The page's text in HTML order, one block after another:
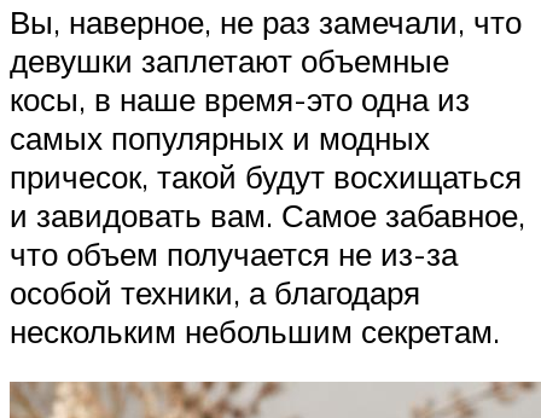
Вы, наверное, не раз замечали, что
девушки заплетают объемные
косы, в наше время-это одна из
самых популярных и модных
причесок, такой будут восхищаться
и завидовать вам. Самое забавное,
что объем получается не из-за
особой техники, а благодаря
нескольким небольшим секретам.